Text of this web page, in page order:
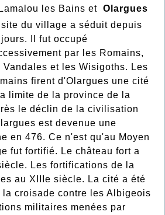
les Bains et Olargues
site du village a séduit depuis
Il fut occupé
par les Romains,
Vandales et les Wisigoths. Les
firent d'Olargues une cité
limite de la province de la
le déclin de la civilisation
est devenue une
en 476. Ce n'est qu'au Moyen
fut fortifié. Le château fort a
Les fortifications de la
au XIIIe siècle. La cité a été
croisade contre les Albigeois
militaires menées par